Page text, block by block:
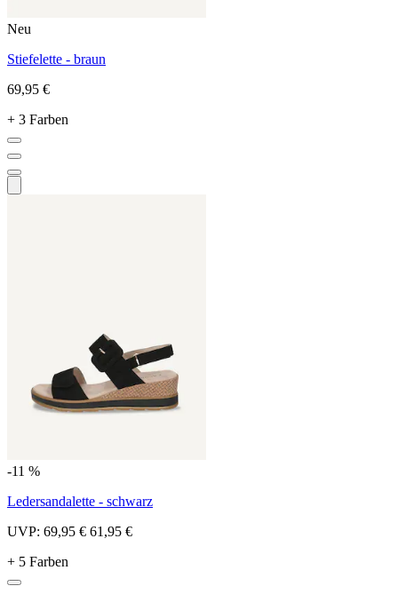
Neu
Stiefelette - braun
69,95 €
+ 3 Farben
-11 %
Ledersandalette - schwarz
UVP: 69,95 € 61,95 €
+ 5 Farben